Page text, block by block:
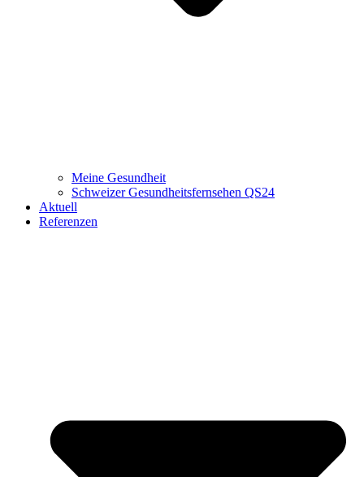
Meine Gesundheit
Schweizer Gesundheitsfernsehen QS24
Aktuell
Referenzen